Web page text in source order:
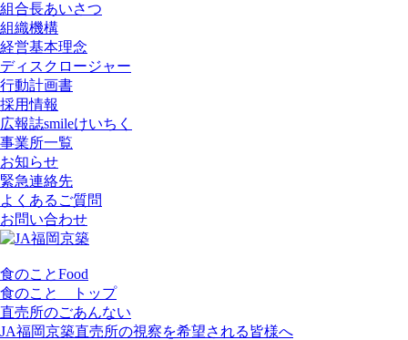
組合長あいさつ
組織機構
経営基本理念
ディスクロージャー
行動計画書
採用情報
広報誌smileけいちく
事業所一覧
お知らせ
緊急連絡先
よくあるご質問
お問い合わせ
食のことFood
食のこと トップ
直売所のごあんない
JA福岡京築直売所の視察を希望される皆様へ